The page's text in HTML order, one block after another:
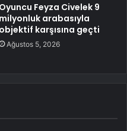
Oyuncu Feyza Civelek 9
milyonluk arabasıyla
objektif karşısına geçti
Ağustos 5, 2026